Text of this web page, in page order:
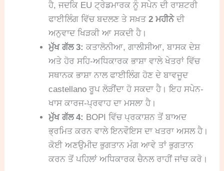
ਹੈ, ਜਦਕਿ EU ਟ੍ਰੇਡਮਾਰਕ ਨੂੰ ਸਪੇਨ ਦੀ ਰਾਸ਼ਟਰੀ
ਫਾਈਲਿੰਗ ਵਿੱਚ ਬਦਲਣ ਤੇ ਸਖ਼ਤ2 ਮਹੀਨੇਦੀ
ਅਨੁਵਾਦ ਖਿੜਕੀ ਆ ਸਕਦੀ ਹੈ।
ਮੁੱਖ ਗੱਲ 3: ਕਤਾਲੋਨੀਆ, ਗਾਲੀਸੀਆ, ਬਾਸਕ ਦੇਸ਼
ਅਤੇ ਹੋਰ ਸਹਿ-ਅਧਿਕਾਰਕ ਭਾਸ਼ਾ ਵਾਲੇ ਖੇਤਰਾਂ ਵਿੱਚ
ਸਥਾਨਕ ਭਾਸ਼ਾ ਨਾਲ ਫਾਈਲਿੰਗ ਹੋਣ ਦੇ ਬਾਵਜੂਦ
castellano ਰੂਪ ਲੋੜੀਂਦਾ ਹੋ ਸਕਦਾ ਹੈ। ਇਹ ਸਪੇਨ-
ਖਾਸ ਕਾਰਜ-ਪ੍ਰਵਾਹ ਦਾ ਮਸਲਾ ਹੈ।
ਮੁੱਖ ਗੱਲ 4: BOPI ਵਿੱਚ ਪ੍ਰਕਾਸ਼ਨ ਤੋਂ ਬਾਅਦ
ਭ੍ਰਮਿਤ ਕਰਨ ਵਾਲੇ ਇਨਵੌਇਸ ਦਾ ਖਤਰਾ ਅਸਲ ਹੈ।
ਕੋਈ ਅਣਉਮੀਦ ਭੁਗਤਾਨ ਮੰਗ ਆਵੇ ਤਾਂ ਭੁਗਤਾਨ
ਕਰਨ ਤੋਂ ਪਹਿਲਾਂ ਅਧਿਕਾਰਕ ਚੈਨਲ ਰਾਹੀਂ ਜਾਂਚ ਕਰੋ।